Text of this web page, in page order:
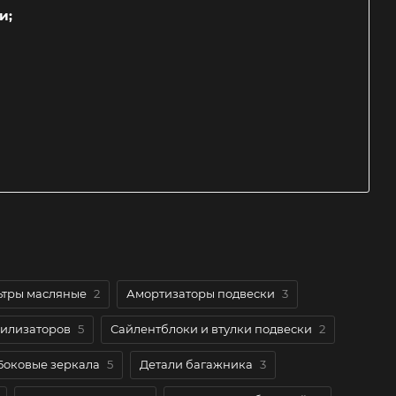
масляные 2 Амортизаторы подвески 3
5 Сайлентблоки и втулки подвески 2
зеркала 5 Детали багажника 3